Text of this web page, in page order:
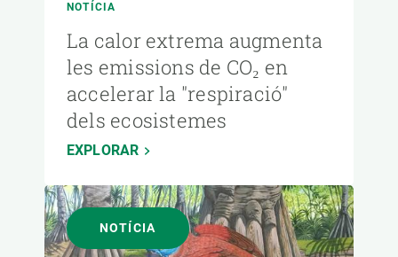
NOTÍCIA
La calor extrema augmenta
les emissions de CO₂ en
accelerar la "respiració"
dels ecosistemes
EXPLORAR
NOTÍCIA